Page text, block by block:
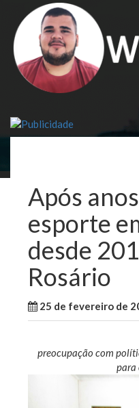
content
Após
esporte
desde
Rosário
25 de fevereiro de
preocupação com
para